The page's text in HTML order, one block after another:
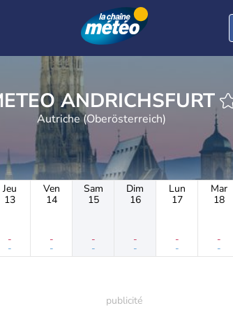
METEO ANDRICHSFURT
Autriche (Oberösterreich)
Jeu
13
-
-
Ven
14
-
-
Sam
15
-
-
Dim
16
-
-
Lun
17
-
-
Mar
18
-
-